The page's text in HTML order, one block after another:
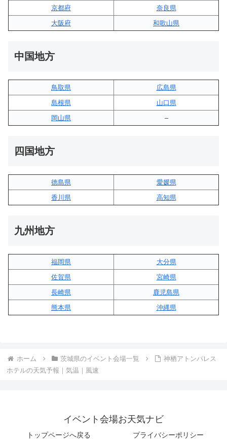
京都府
奈良県
大阪府
和歌山県
中国地方
鳥取県
広島県
島根県
山口県
岡山県
–
四国地方
徳島県
愛媛県
香川県
高知県
九州地方
福岡県
大分県
佐賀県
宮崎県
長崎県
鹿児島県
熊本県
沖縄県
ホーム 茨城県のイベント会場一覧
神栖アトンパレス
ホテルの天気予報｜気温｜風速
イベント会場お天気ナビ
トップページへ戻る プライバシーポリシー